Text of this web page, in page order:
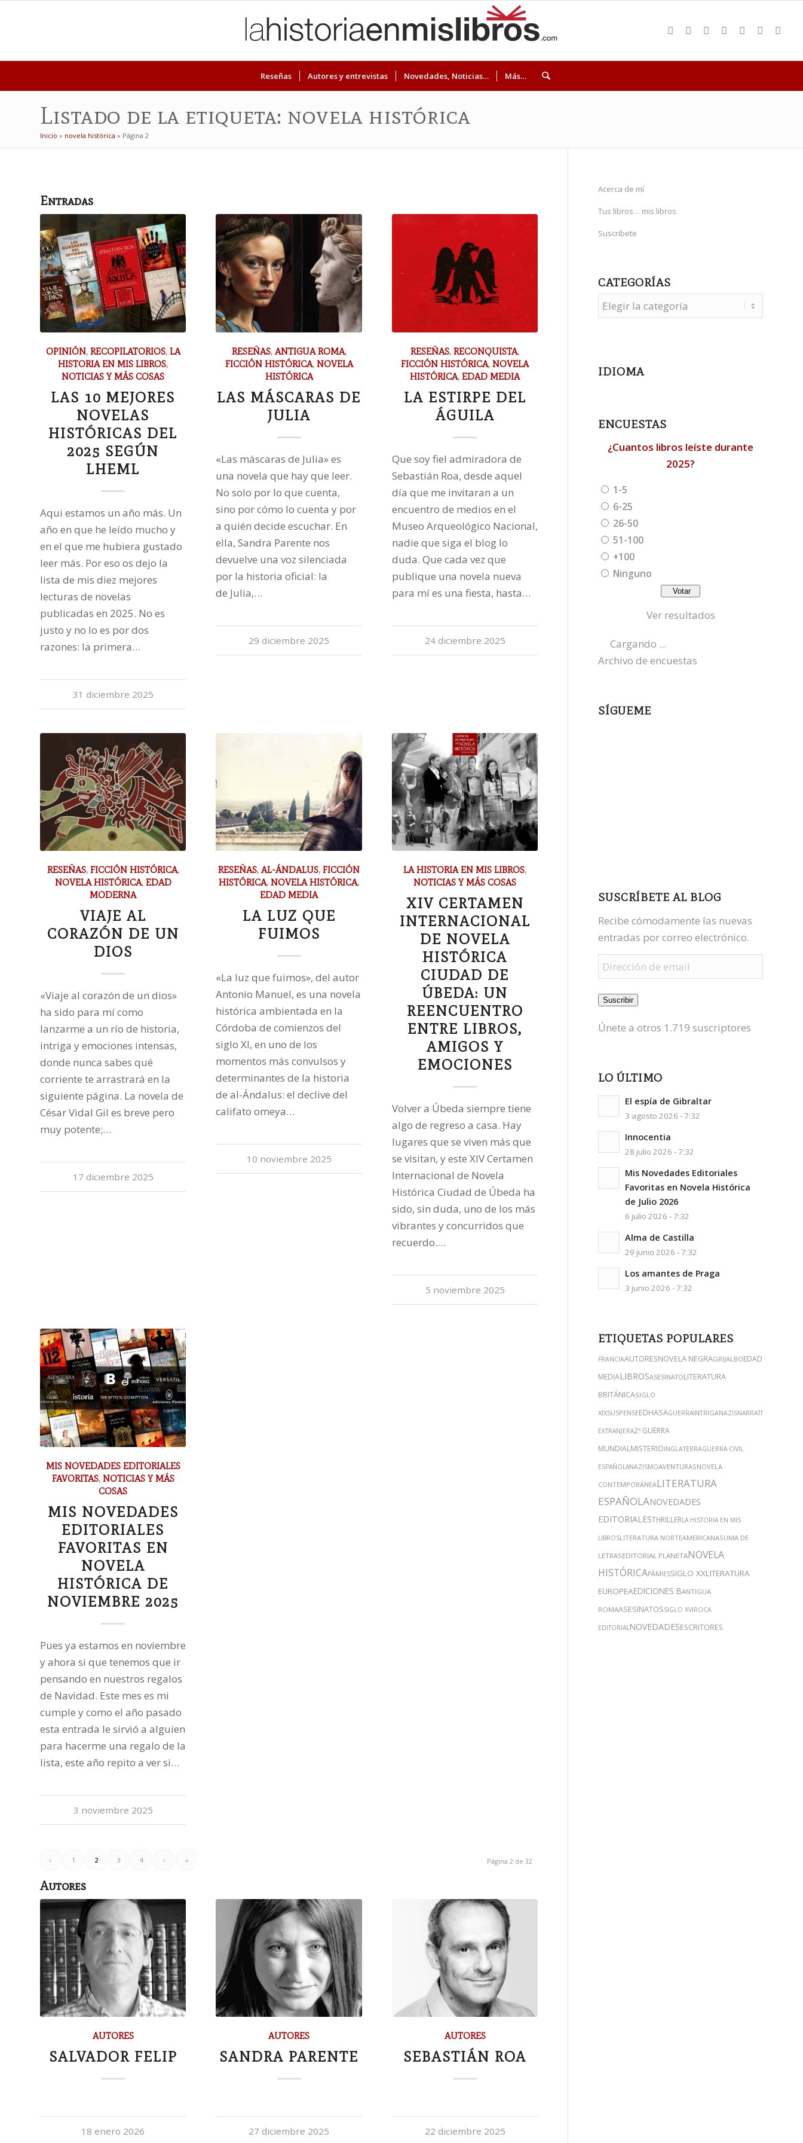
Reseñas Autores y entrevistas Novedades, Noticias… Más…
Listado de la etiqueta: novela histórica
Inicio » novela histórica » Página 2
Entradas
OPINIÓN, RECOPILATORIOS, LA
HISTORIA EN MIS LIBROS,
NOTICIAS Y MÁS COSAS
LAS 10 MEJORES
NOVELAS
HISTÓRICAS DEL
2025 SEGÚN
LHEML
Aqui estamos un año más. Un
año en que he leído mucho y
en el que me hubiera gustado
leer más. Por eso os dejo la
lista de mis diez mejores
lecturas de novelas
publicadas en 2025. No es
justo y no lo es por dos
razones: la primera…
31 diciembre 2025
RESEÑAS, ANTIGUA ROMA,
FICCIÓN HISTÓRICA, NOVELA
HISTÓRICA
LAS MÁSCARAS DE
JULIA
«Las máscaras de Julia» es
una novela que hay que leer.
No solo por lo que cuenta,
sino por cómo lo cuenta y por
a quién decide escuchar. En
ella, Sandra Parente nos
devuelve una voz silenciada
por la historia oficial: la
de Julia,…
29 diciembre 2025
RESEÑAS,RECONQUISTA,
FICCIÓN HISTÓRICA,NOVELA
HISTÓRICA,EDAD MEDIA
LA ESTIRPE DEL
ÁGUILA
Que soy fiel admiradora de
Sebastián Roa, desde aquel
día que me invitaran a un
encuentro de medios en el
Museo Arqueológico Nacional,
nadie que siga el blog lo
duda. Que cada vez que
publique una novela nueva
para mí es una fiesta, hasta…
24 diciembre 2025
RESEÑAS, FICCIÓN HISTÓRICA,
NOVELA HISTÓRICA, EDAD
MODERNA
VIAJE AL
CORAZÓN DE UN
DIOS
«Viaje al corazón de un dios»
ha sido para mí como
lanzarme a un río de historia,
intriga y emociones intensas,
donde nunca sabes qué
corriente te arrastrará en la
siguiente página. La novela de
César Vidal Gil es breve pero
muy potente;…
17 diciembre 2025
RESEÑAS,AL-ÁNDALUS,FICCIÓN
HISTÓRICA,NOVELA HISTÓRICA,
EDAD MEDIA
LA LUZ QUE
FUIMOS
«La luz que fuimos», del autor
Antonio Manuel, es una novela
histórica ambientada en la
Córdoba de comienzos del
siglo XI, en uno de los
momentos más convulsos y
determinantes de la historia
de al-Ándalus: el declive del
califato omeya…
10 noviembre 2025
LA HISTORIA EN MIS LIBROS,
NOTICIAS Y MÁS COSAS
XIV CERTAMEN
INTERNACIONAL
DE NOVELA
HISTÓRICA
CIUDAD DE
ÚBEDA: UN
REENCUENTRO
ENTRE LIBROS,
AMIGOS Y
EMOCIONES
Volver a Úbeda siempre tiene
algo de regreso a casa. Hay
lugares que se viven más que
se visitan, y este XIV Certamen
Internacional de Novela
Histórica Ciudad de Úbeda ha
sido, sin duda, uno de los más
vibrantes y concurridos que
recuerdo.…
5 noviembre 2025
MIS NOVEDADES EDITORIALES
FAVORITAS, NOTICIAS Y MÁS
COSAS
MIS NOVEDADES
EDITORIALES
FAVORITAS EN
NOVELA
HISTÓRICA DE
NOVIEMBRE 2025
Pues ya estamos en noviembre
y ahora si que tenemos que ir
pensando en nuestros regalos
de Navidad. Este mes es mi
cumple y como el año pasado
esta entrada le sirvió a alguien
para hacerme una regalo de la
lista, este año repito a ver si…
3 noviembre 2025
Página 2 de 32
‹ 1 2 3 4 › »
Autores
AUTORES
SALVADOR FELIP
18 enero 2026
AUTORES
SANDRA PARENTE
27 diciembre 2025
AUTORES
SEBASTIÁN ROA
22 diciembre 2025
Acerca de mí
Tus libros… mis libros
Suscríbete
CATEGORÍAS
Categorías
IDIOMA
ENCUESTAS
¿Cuantos libros leíste durante
2025?
1-5
6-25
26-50
51-100
+100
Ninguno
Ver resultados
Cargando ...
Archivo de encuestas
SÍGUEME
SUSCRÍBETE AL BLOG
Recibe cómodamente las nuevas
entradas por correo electrónico.
Dirección
de
email
Suscribir
Únete a otros 1.719 suscriptores
LO ÚLTIMO
El espía de Gibraltar
3 agosto 2026 - 7:32
Innocentia
28 julio 2026 - 7:32
Mis Novedades Editoriales
Favoritas en Novela Histórica
de Julio 2026
6 julio 2026 - 7:32
Alma de Castilla
29 junio 2026 - 7:32
Los amantes de Praga
3 junio 2026 - 7:32
ETIQUETAS POPULARES
FRANCIAAUTORESNOVELA NEGRAGRIJALBOEDAD
MEDIALIBROSASESINATOLITERATURA
BRITÁNICASIGLO
XIXSUSPENSEEDHASAGUERRAINTRIGANAZISNARRATIVA
EXTRANJERA2ª GUERRA
MUNDIALMISTERIOINGLATERRAGUERRA CIVIL
ESPAÑOLANAZISMOAVENTURASNOVELA
CONTEMPORÁNEALITERATURA
ESPAÑOLANOVEDADES
EDITORIALESTHRILLERLA HISTORIA EN MIS
LIBROSLITERATURA NORTEAMERICANASUMA DE
LETRASEDITORIAL PLANETANOVELA
HISTÓRICAPÀMIESSIGLO XXLITERATURA
EUROPEAEDICIONES BANTIGUA
ROMAASESINATOSSIGLO XVIROCA
EDITORIALNOVEDADESESCRITORES